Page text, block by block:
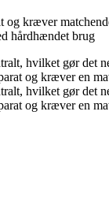
og kræver
hårdhændet brug
hvilket gør det
og kræver en
hvilket gør det
og kræver en